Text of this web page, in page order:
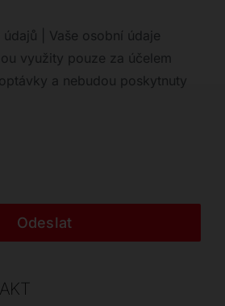
| Vaše osobní údaje
využity pouze za účelem
a nebudou poskytnuty
Odeslat